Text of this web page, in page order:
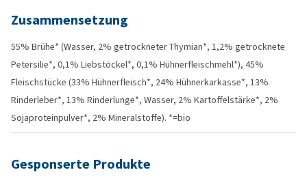
Zusammensetzung
55% Brühe* (Wasser, 2% getrockneter Thymian*, 1,2% getrocknete
Petersilie*, 0,1% Liebstöckel*, 0,1% Hühnerfleischmehl*), 45%
Fleischstücke (33% Hühnerfleisch*, 24% Hühnerkarkasse*, 13%
Rinderleber*, 13% Rinderlunge*, Wasser, 2% Kartoffelstärke*, 2%
Sojaproteinpulver*, 2% Mineralstoffe). *=bio
Gesponserte Produkte